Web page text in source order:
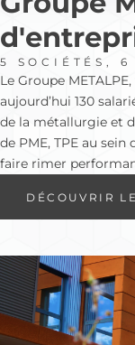
5 SOCIÉTÉS,
Le Groupe
aujourd’hui 130
de la métallurgie et
de PME, TPE au
faire rimer
DÉCOUVRIR